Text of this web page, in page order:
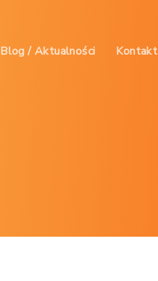
Blog / Aktualności Kontakt